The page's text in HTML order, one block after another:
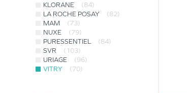
KLORANE
(84)
LA ROCHE POSAY
(82)
MAM
(73)
NUXE
(79)
PURESSENTIEL
(84)
SVR
(103)
URIAGE
(96)
VITRY
(70)